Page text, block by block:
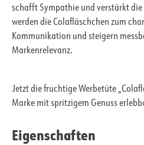
schafft Sympathie und verstärkt die
werden die Colafläschchen zum
Kommunikation und steigern
Markenrelevanz.
Jetzt die fruchtige Werbetüte
Marke mit spritzigem Genuss
Eigenschaften